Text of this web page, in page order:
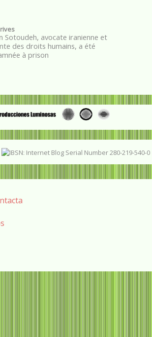
Sotoudeh, avocate iranienne et
des droits humains, a été
à prison